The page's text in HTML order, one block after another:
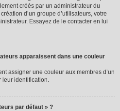
créés par un administrateur du
d’un groupe d’utilisateurs, votre
Essayez de le contacter en lui
apparaissent dans une couleur
assigner une couleur aux membres d’un
leur identification.
par défaut » ?